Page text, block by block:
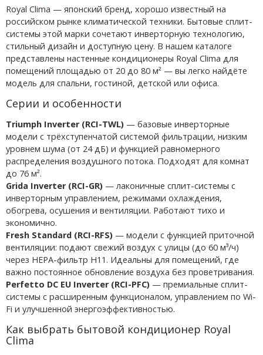
Royal Clima — японский бренд, хорошо известный на
российском рынке климатической техники. Бытовые сплит-
системы этой марки сочетают инверторную технологию,
стильный дизайн и доступную цену. В нашем каталоге
представлены настенные кондиционеры Royal Clima для
помещений площадью от 20 до 80 м² — вы легко найдёте
модель для спальни, гостиной, детской или офиса.
Серии и особенности
Triumph Inverter (RCI-TWL) — базовые инверторные
модели с трёхступенчатой системой фильтрации, низким
уровнем шума (от 24 дБ) и функцией равномерного
распределения воздушного потока. Подходят для комнат
до 76 м².
Grida Inverter (RCI-GR) — лаконичные сплит-системы с
инверторным управлением, режимами охлаждения,
обогрева, осушения и вентиляции. Работают тихо и
экономично.
Fresh Standard (RCI-RFS) — модели с функцией приточной
вентиляции: подают свежий воздух с улицы (до 60 м³/ч)
через HEPA-фильтр H11. Идеальны для помещений, где
важно постоянное обновление воздуха без проветривания.
Perfetto DC EU Inverter (RCI-PFC) — премиальные сплит-
системы с расширенным функционалом, управлением по Wi-
Fi и улучшенной энергоэффективностью.
Как выбрать бытовой кондиционер Royal
Clima